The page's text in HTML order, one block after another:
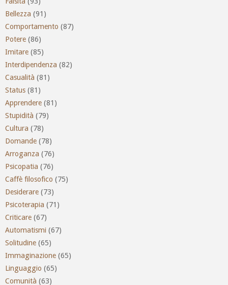
Bellezza (91)
Comportamento (87)
Potere (86)
Imitare (85)
Interdipendenza (82)
Casualità (81)
Status (81)
Apprendere (81)
Stupidità (79)
Cultura (78)
Domande (78)
Arroganza (76)
Psicopatia (76)
Caffè filosofico (75)
Desiderare (73)
Psicoterapia (71)
Criticare (67)
Automatismi (67)
Solitudine (65)
Immaginazione (65)
Linguaggio (65)
Comunità (63)